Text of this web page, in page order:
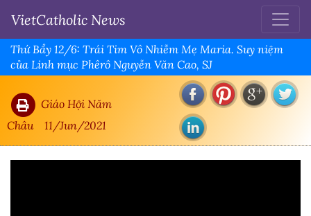
VietCatholic News
Thứ Bẩy 12/6: Trái Tim Vô Nhiễm Mẹ Maria. Suy niệm
của Linh mục Phêrô Nguyễn Văn Cao, SJ
Giáo Hội Năm
Châu
11/Jun/2021